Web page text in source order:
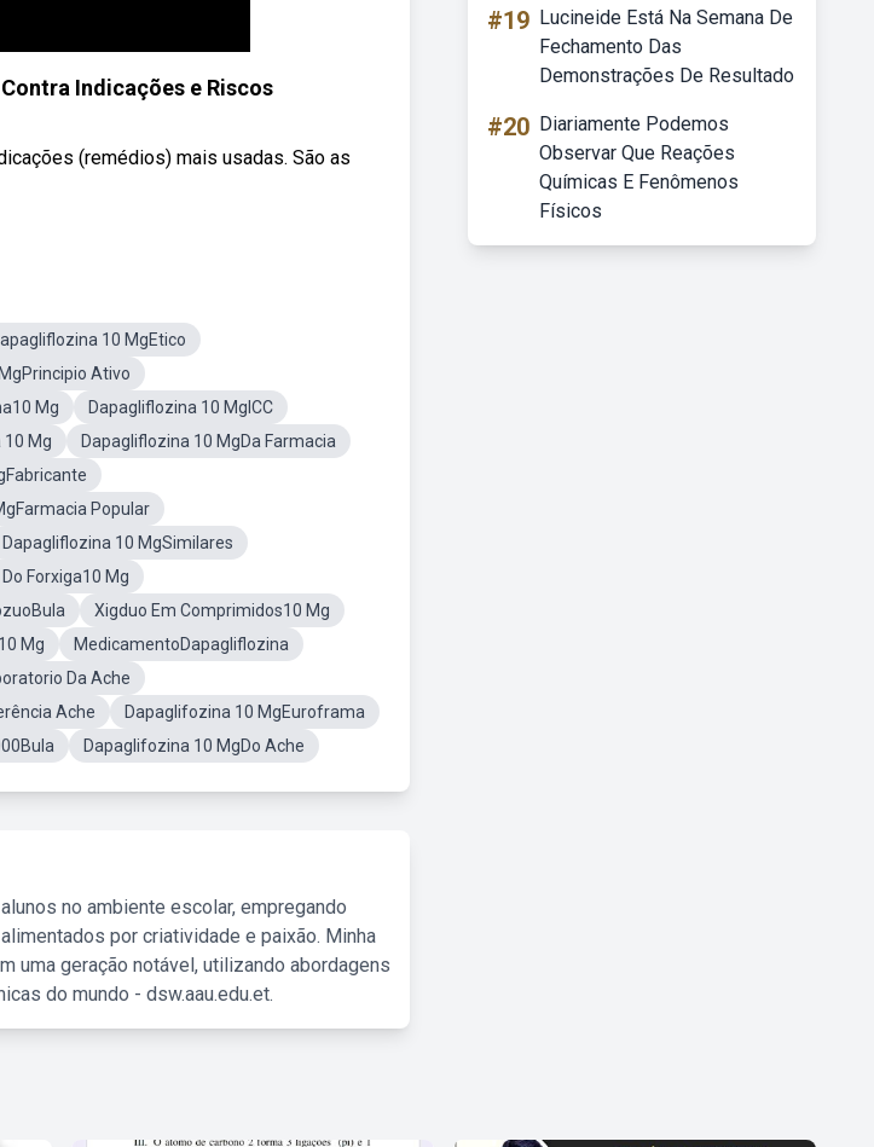
Indicações e Riscos
(remédios) mais usadas. São as
10 MgEtico
Ativo
Mg
Dapagliflozina 10 MgICC
Mg
Dapagliflozina 10 MgDa Farmacia
Popular
Dapagliflozina 10 MgSimilares
Forxiga10 Mg
Xigduo Em Comprimidos10 Mg
Mg
MedicamentoDapagliflozina
Da Ache
Ache
Dapaglifozina 10 MgEuroframa
Dapaglifozina 10 MgDo Ache
no ambiente escolar, empregando
por criatividade e paixão. Minha
uma geração notável, utilizando abordagens
do mundo - dsw.aau.edu.et.
#19 Lucineide Está Na Semana De
Fechamento Das
Demonstrações De Resultado
#20 Diariamente Podemos
Observar Que Reações
Químicas E Fenômenos
Físicos